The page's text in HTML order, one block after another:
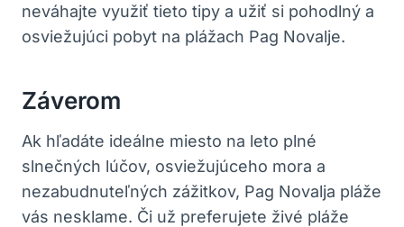
neváhajte využiť tieto tipy a užiť si pohodlný a
osviežujúci pobyt na plážach Pag Novalje.
Záverom
Ak hľadáte ideálne miesto na leto plné
slnečných lúčov, osviežujúceho mora a
nezabudnuteľných zážitkov, Pag Novalja pláže
vás nesklame. Či už preferujete živé pláže